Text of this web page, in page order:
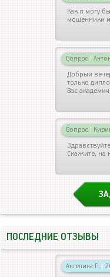
Как я могу
мошенники
Вопрос | Антон
Добрый
только
Вас
Вопрос |
Скажите, на
ПОСЛЕДНИЕ ОТЗЫВЫ
Ангелина П. |